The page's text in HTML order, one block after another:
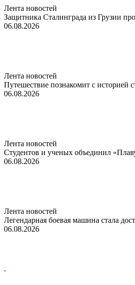
Лента новостей
Защитника Сталинграда из Грузии
06.08.2026
Лента новостей
Путешествие познакомит с историей
06.08.2026
Лента новостей
Студентов и ученых объединил
06.08.2026
Лента новостей
Легендарная боевая машина стала
06.08.2026